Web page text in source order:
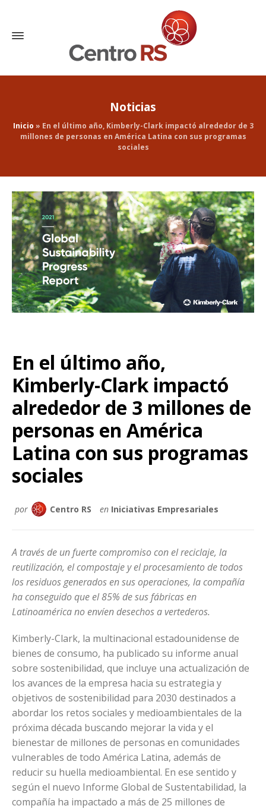
Noticias
Inicio » En el último año, Kimberly-Clark impactó alrededor de 3
millones de personas en América Latina con sus programas
sociales
En el último año,
Kimberly-Clark impactó
alrededor de 3 millones de
personas en América
Latina con sus programas
sociales
por Centro RS en Iniciativas Empresariales
A través de un fuerte compromiso con el reciclaje, la
reutilización, el compostaje y el procesamiento de todos
los residuos generados en sus operaciones, la compañía
ha conseguido que el 85% de sus fábricas en
Latinoamérica no envíen desechos a vertederos.
Kimberly-Clark, la multinacional estadounidense de
bienes de consumo, ha publicado su informe anual
sobre sostenibilidad, que incluye una actualización de
los avances de la empresa hacia su estrategia y
objetivos de sostenibilidad para 2030 destinados a
abordar los retos sociales y medioambientales de la
próxima década buscando mejorar la vida y el
bienestar de millones de personas en comunidades
vulnerables de todo América Latina, además de
reducir su huella medioambiental. En ese sentido y
según el nuevo Informe Global de Sustentabilidad, la
compañía ha impactado a más de 25 millones de